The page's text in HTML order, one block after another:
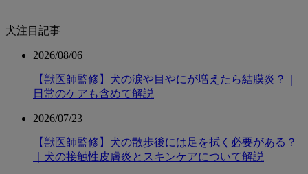
犬注目記事
2026/08/06
【獣医師監修】犬の涙や目やにが増えたら結膜炎？｜
日常のケアも含めて解説
2026/07/23
【獣医師監修】犬の散歩後には足を拭く必要がある？
｜犬の接触性皮膚炎とスキンケアについて解説